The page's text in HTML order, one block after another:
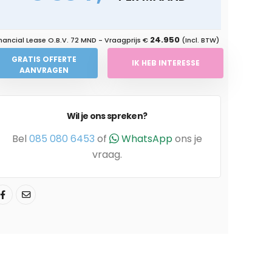
Lease O.B.V. 72 MND - Vraagprijs € 24.950 (Incl. BTW)
GRATIS OFFERTE
AANVRAGEN
IK HEB INTERESSE
Wil je ons spreken?
Bel 085 080 6453 of WhatsAppons je
vraag.